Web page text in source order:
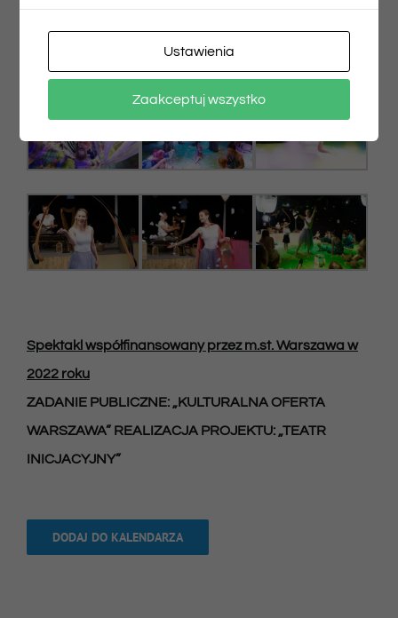
Spektakl współfinansowany przez m.st. Warszawa w
2022 roku
ZADANIE PUBLICZNE: „KULTURALNA OFERTA
WARSZAWA” REALIZACJA PROJEKTU: „TEATR
INICJACYJNY”
DODAJ DO KALENDARZA
Ustawienia
Zaakceptuj wszystko